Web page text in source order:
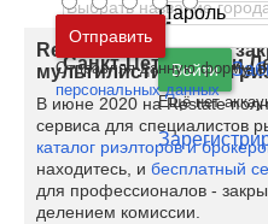
Москва и
Санкт-Петербург и
Пароль
Войти
Ещё нет
Restate.ru запускает
мультилистинга для
В июне 2020 на Restate
сервиса для специалистов
каталог риэлторов и
находитесь, и бесплатный
для профессионалов -
делением комиссии.
Отправить
Отправляя данную форму,
персональных данных